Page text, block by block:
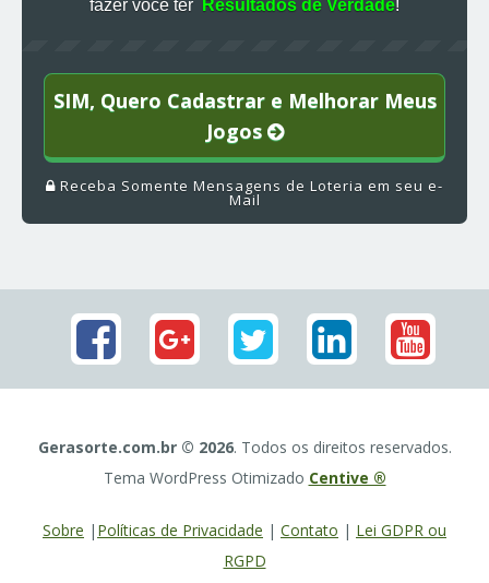
fazer você ter
Resultados de Verdade!
SIM, Quero Cadastrar e Melhorar Meus
Jogos
Receba Somente Mensagens de Loteria em seu e-
Mail
Gerasorte.com.br © 2026. Todos os direitos reservados.
Tema WordPress Otimizado Centive ®
Sobre | Políticas de Privacidade | Contato | Lei GDPR ou
RGPD